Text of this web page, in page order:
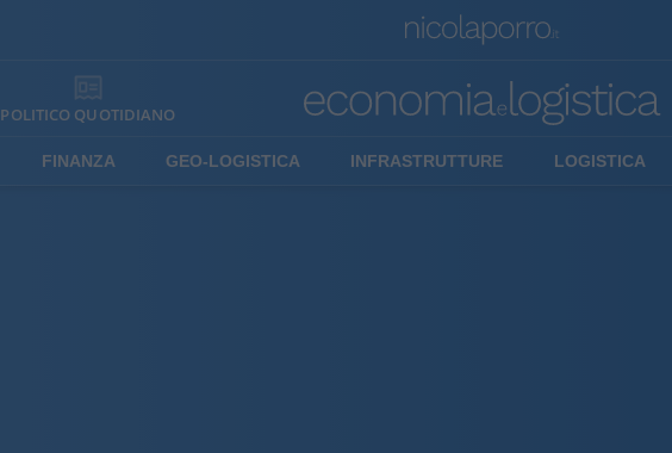
POLITICO QUOTIDIANO
FINANZA GEO-LOGISTICA INFRASTRUTTURE LOGISTICA